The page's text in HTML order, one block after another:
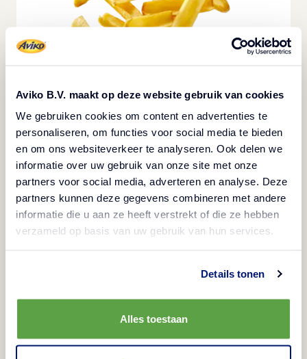
Aviko B.V. maakt op deze website gebruik van cookies
We gebruiken cookies om content en advertenties te
personaliseren, om functies voor social media te bieden
en om ons websiteverkeer te analyseren. Ook delen we
informatie over uw gebruik van onze site met onze
partners voor social media, adverteren en analyse. Deze
partners kunnen deze gegevens combineren met andere
informatie die u aan ze heeft verstrekt of die ze hebben
verzameld op basis van uw gebruik van hun services.
Details tonen
Alles toestaan
Grip 'n Dip Skin On
Frites croustillantes en forme de U avec peau